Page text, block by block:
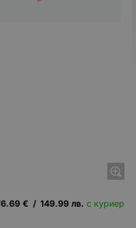
€ / 149.99 лв. с куриер